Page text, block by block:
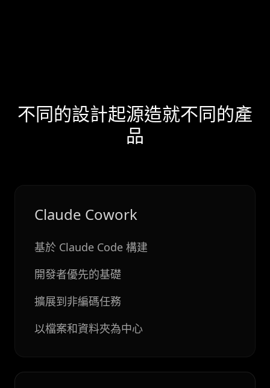
不同的設計起源造就不同的產
品
Claude Cowork
基於 Claude Code 構建
開發者優先的基礎
擴展到非編碼任務
以檔案和資料夾為中心